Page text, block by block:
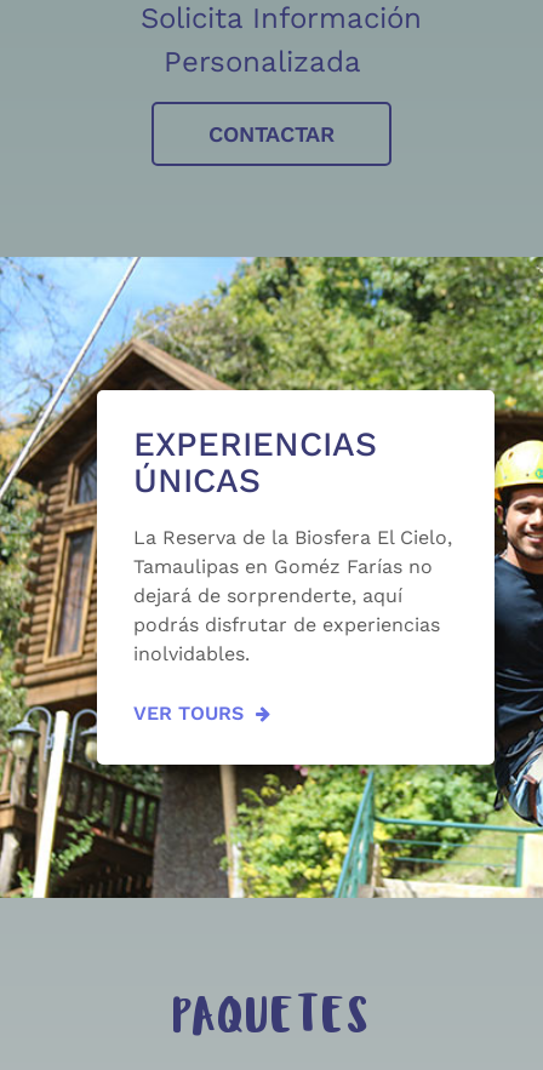
Solicita Información
Personalizada
CONTACTAR
EXPERIENCIAS
ÚNICAS
La Reserva de la Biosfera El Cielo,
Tamaulipas en Goméz Farías no
dejará de sorprenderte, aquí
podrás disfrutar de experiencias
inolvidables.
VER TOURS
PAQUETES